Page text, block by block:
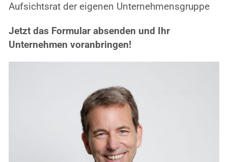
Aufsichtsrat der eigenen Unternehmensgruppe
Jetzt das Formular absenden und Ihr
Unternehmen voranbringen!